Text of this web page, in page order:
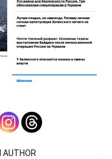
AUTHOR